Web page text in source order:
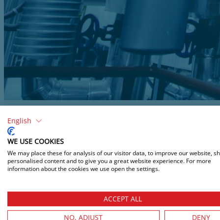
FAALMECHANISME
FUNDAMENT
English
WE USE COOKIES
We may place these for analysis of our visitor data, to improve our website,
personalised content and to give you a great website experience. For more
information about the cookies we use open the settings.
ACCEPT ALL
NO, ADJUST
DENY